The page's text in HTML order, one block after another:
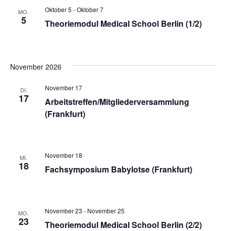
MO.
5 Theoriemodul Medical School Berlin (1/2)
Oktober 5 -Oktober 7
November 2026
DI.
17
Arbeitstreffen/Mitgliederversammlung
(Frankfurt)
November 17
MI.
18 Fachsymposium Babylotse (Frankfurt)
November 18
MO.
23 Theoriemodul Medical School Berlin (2/2)
November 23 - November 25